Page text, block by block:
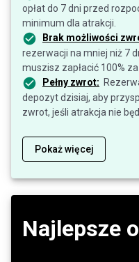
opłat do 7 dni przed
minimum dla atrakcji.
Brak możliwości
rezerwacji na mniej niż 7
muszisz zapłacić 100%
Pełny zwrot:
depozyt dzisiaj, aby
zwrot, jeśli atrakcja nie
Pokaż więcej
Najlepsze